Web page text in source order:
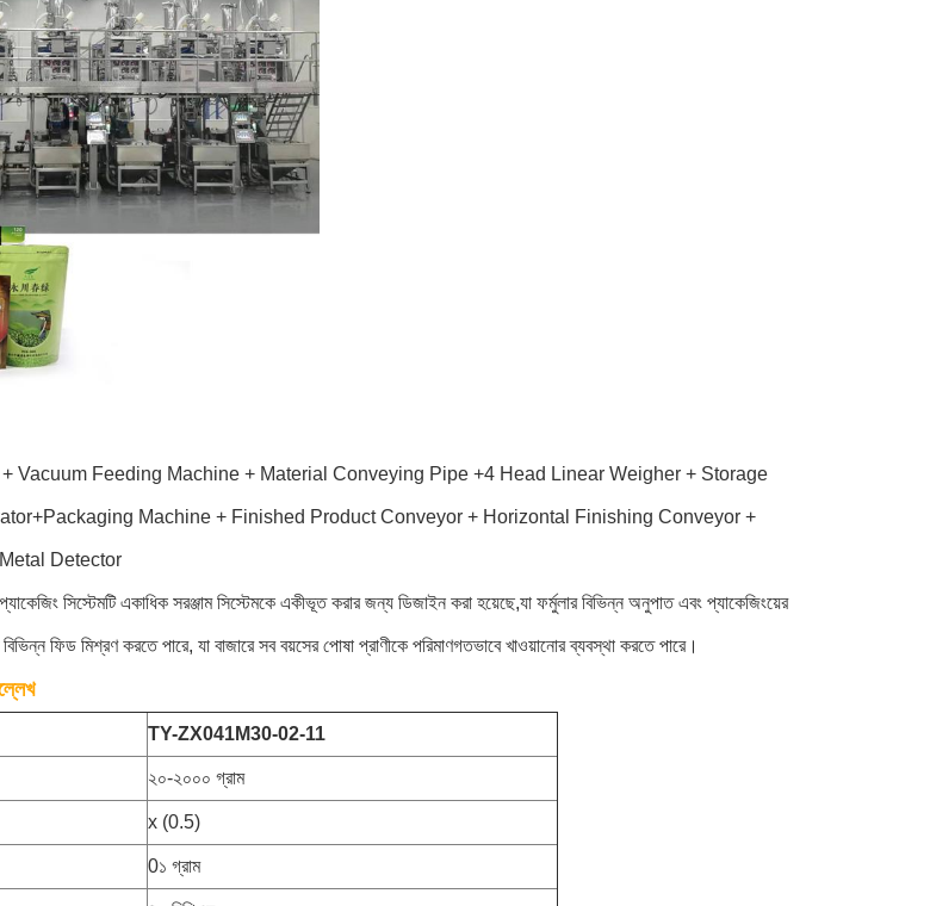
Vacuum Feeding Machine + Material Conveying Pipe +4 Head Linear Weigher + Storage
Machine + Finished Product Conveyor + Horizontal Finishing Conveyor +
Detector
সিস্টেমটি একাধিক সরঞ্জাম সিস্টেমকে একীভূত করার জন্য ডিজাইন করা হয়েছে,যা ফর্মুলার বিভিন্ন অনুপাত এবং প্যাকেজিংয়ের
ফিড মিশ্রণ করতে পারে, যা বাজারে সব বয়সের পোষা প্রাণীকে পরিমাণগতভাবে খাওয়ানোর ব্যবস্থা করতে পারে।
TY-ZX041M30-02-11
২০-২০০০ গ্রাম
x (0.5)
0১ গ্রাম